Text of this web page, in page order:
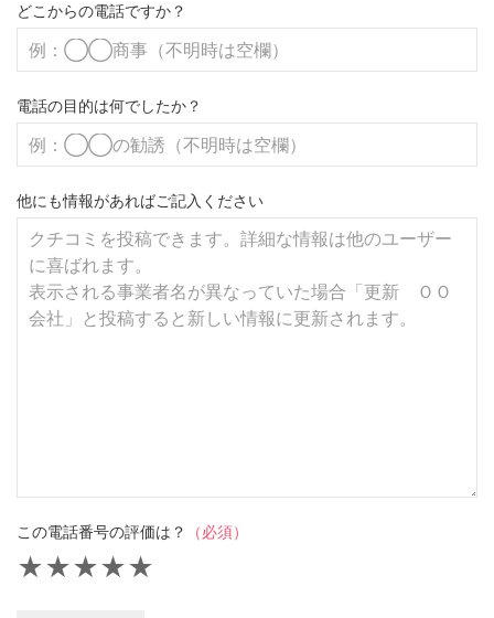
どこからの電話ですか？
電話の目的は何でしたか？
他にも情報があればご記入ください
この電話番号の評価は？ （必須）
★
★
★
★
★